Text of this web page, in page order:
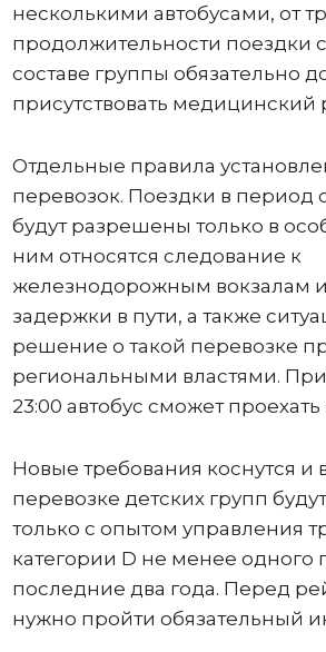
несколькими автобусами, от
продолжительности поездки
составе группы обязательно
присутствовать медицинский
Отдельные правила
перевозок. Поездки в период
будут разрешены только в
ним относятся следование к
железнодорожным вокзалам
задержки в пути, а также
решение о такой перевозке
региональными властями.
23:00 автобус сможет
Новые требования коснутся и
перевозке детских групп
только с опытом управления
категории D не менее одного
последние два года. Перед
нужно пройти обязательный